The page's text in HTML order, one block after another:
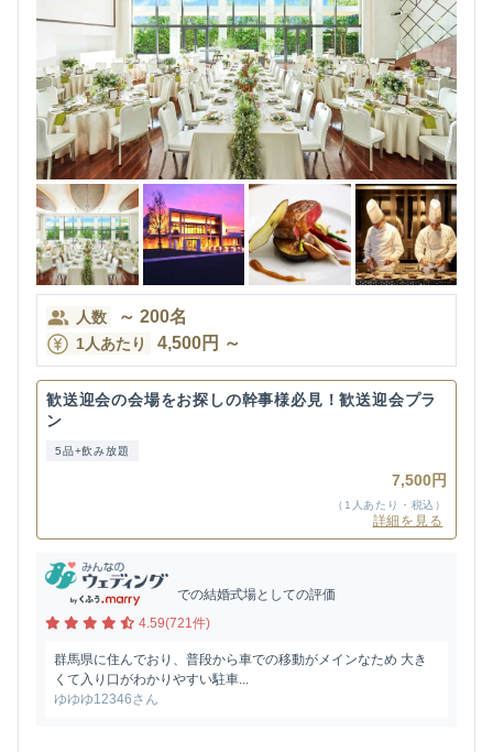
人数 ～ 200名
1人あたり 4,500円 ～
歓送迎会の会場をお探しの幹事様必見！歓送迎会プラ
ン
5品+飲み放題
7,500円
（1人あたり・税込）
詳細を見る
での結婚式場としての評価
4.59(721件)
群馬県に住んでおり、普段から車での移動がメインなため 大き
くて入り口がわかりやすい駐車...
ゆゆゆ12346さん